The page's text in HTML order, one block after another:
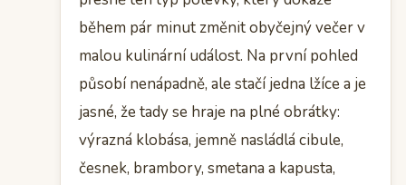
během pár minut změnit obyčejný večer v
malou kulinární událost. Na první pohled
působí nenápadně, ale stačí jedna lžíce a je
jasné, že tady se hraje na plné obrátky:
výrazná klobása, jemně nasládlá cibule,
česnek, brambory, smetana a kapusta,